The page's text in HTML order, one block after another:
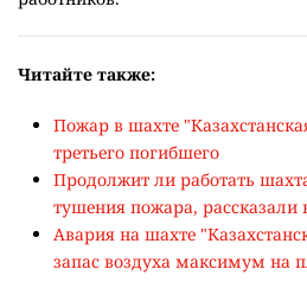
Читайте также:
Пожар в шахте
третьего погибшего
Продолжит ли работать
тушения пожара,
Авария на шахте
запас воздуха максимум на